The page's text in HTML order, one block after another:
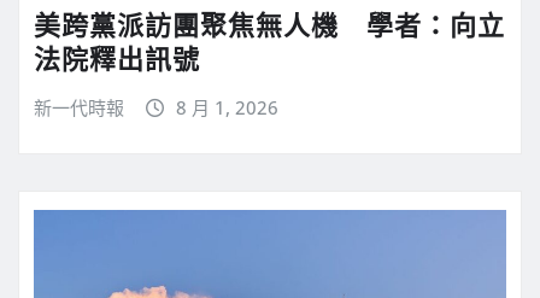
美跨黨派訪團聚焦無人機 學者：向立
法院釋出訊號
新一代時報 8 月 1, 2026